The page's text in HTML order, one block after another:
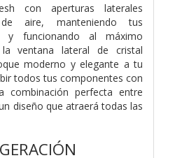
con aperturas laterales
aire, manteniendo tus
y funcionando al máximo
ventana lateral de cristal
moderno y elegante a tu
todos tus componentes con
combinación perfecta entre
diseño que atraerá todas las